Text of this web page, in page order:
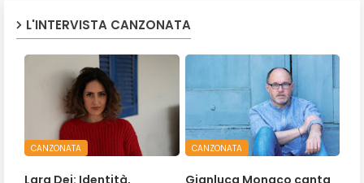
L'INTERVISTA CANZONATA
CANZONATA
Lara Dei: Identità,
CANZONATA
Gianluca Monaco canta